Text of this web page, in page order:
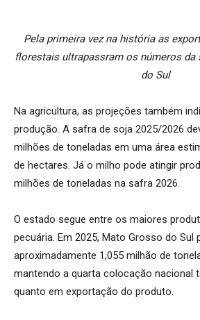
Pela primeira vez na história as
florestais ultrapassram os números da
do Sul
Na agricultura, as projeções também
produção. A safra de soja 2025/2026
milhões de toneladas em uma área
de hectares. Já o milho pode atingir
milhões de toneladas na safra 2026.
O estado segue entre os maiores
pecuária. Em 2025, Mato Grosso do Sul
aproximadamente 1,055 milhão de
mantendo a quarta colocação nacional
quanto em exportação do produto.